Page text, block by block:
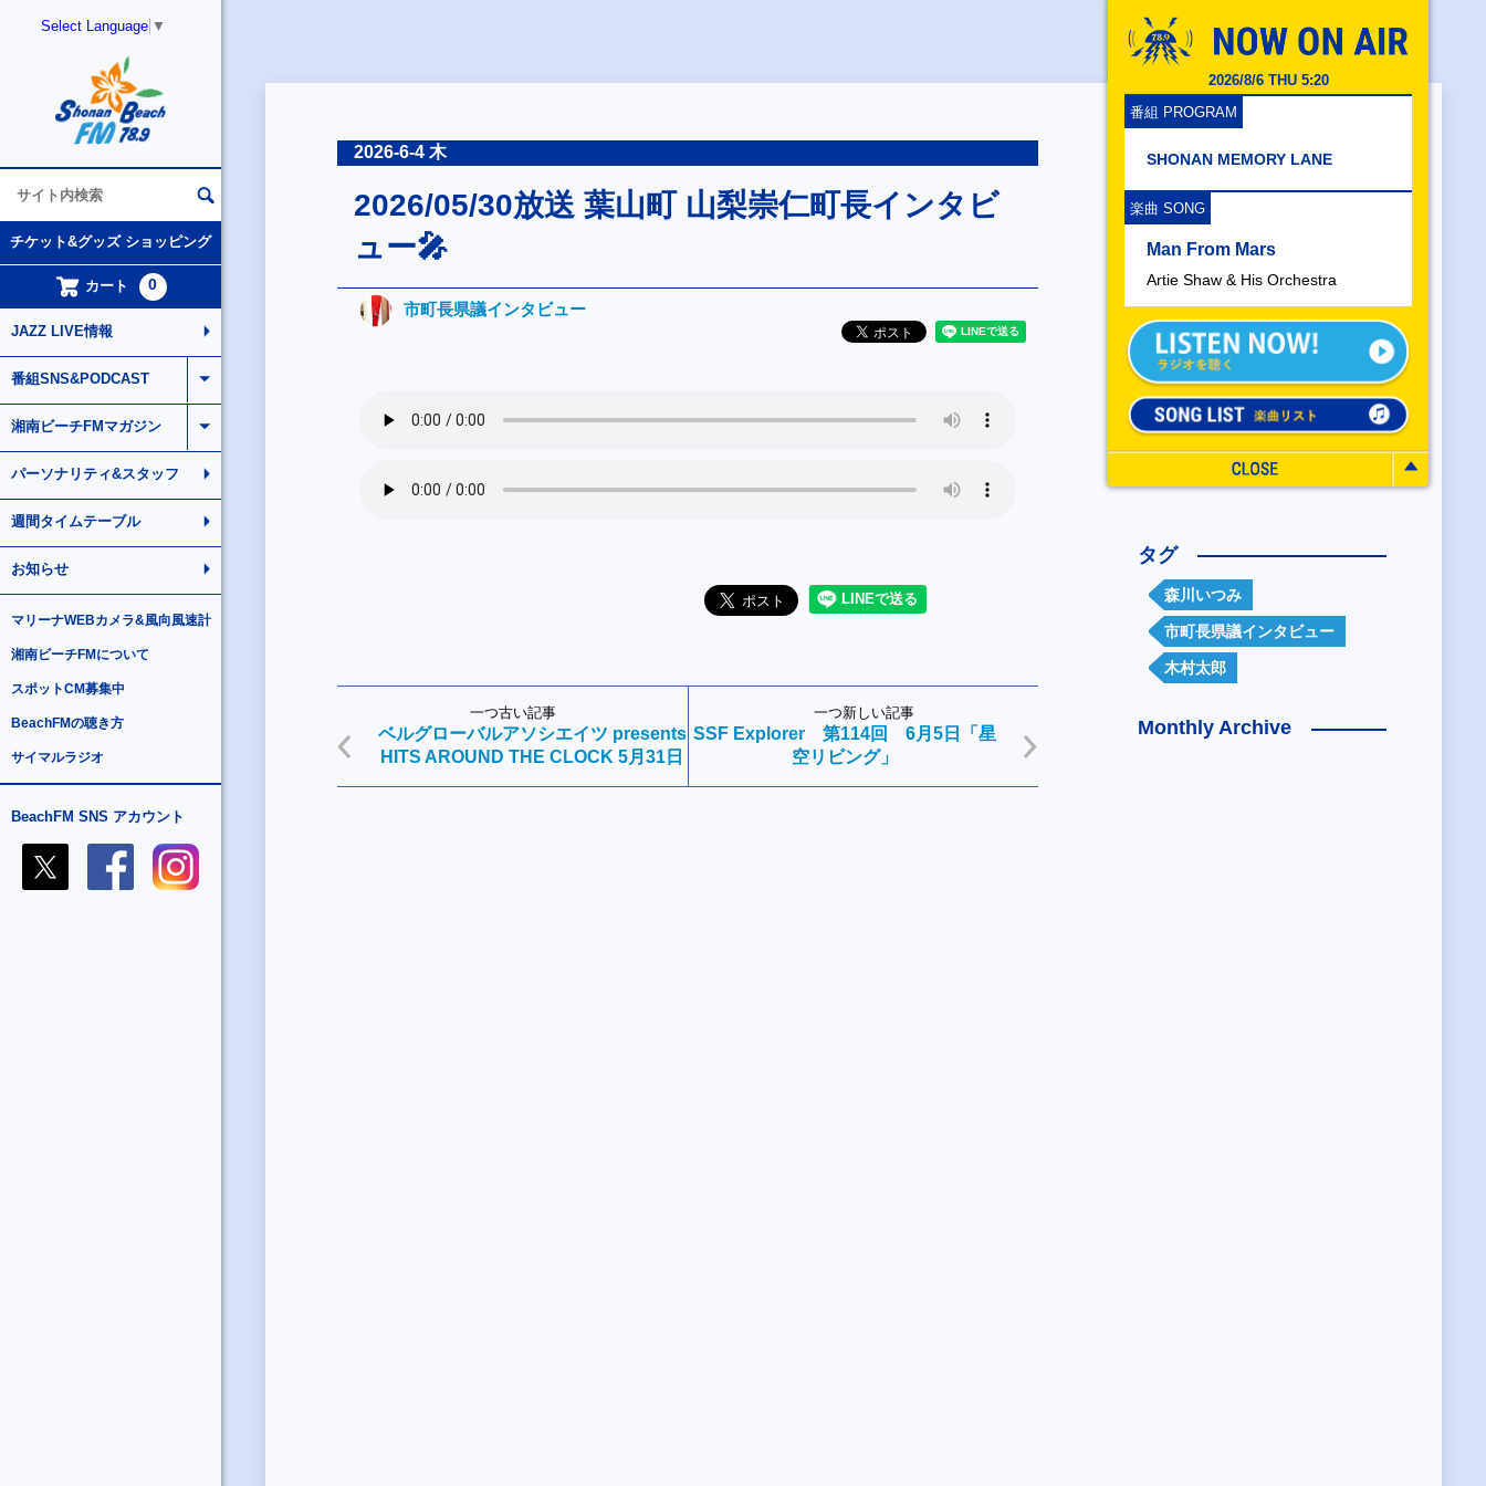
Select Language ▼
2026/8/6 THU 5:20
番組 PROGRAM
SHONAN MEMORY LANE
楽曲 SONG
Man From Mars
Artie Shaw & His Orchestra
チケット&グッズ ショッピング
カート 0
JAZZ LIVE情報
番組SNS&PODCAST
湘南ビーチFMマガジン
パーソナリティ&スタッフ
週間タイムテーブル
お知らせ
マリーナWEBカメラ&風向風速計
湘南ビーチFMについて
スポットCM募集中
BeachFMの聴き方
サイマルラジオ
BeachFM SNS アカウント
2026-6-4 木
2026/05/30放送 葉山町 山梨崇仁町長インタビ
ュー🎤
市町長県議インタビュー
一つ古い記事
ベルグローバルアソシエイツ presents
HITS AROUND THE CLOCK 5月31日
一つ新しい記事
SSF Explorer 第114回 6月5日「星
空リビング」
タグ
森川いつみ
市町長県議インタビュー
木村太郎
Monthly Archive